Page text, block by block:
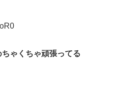
ゃくちゃ頑張ってる